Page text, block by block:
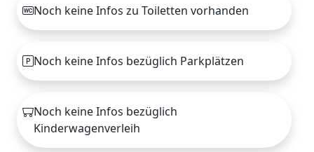
Noch keine Infos zu Toiletten vorhanden
Noch keine Infos bezüglich Parkplätzen
Noch keine Infos bezüglich
Kinderwagenverleih